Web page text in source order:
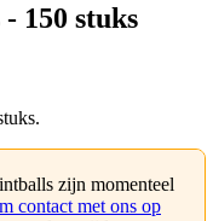
150 stuks
zijn momenteel
contact met ons op